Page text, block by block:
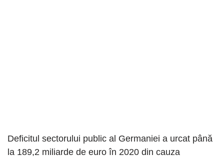
Deficitul sectorului public al Germaniei a urcat până
la 189,2 miliarde de euro în 2020 din cauza